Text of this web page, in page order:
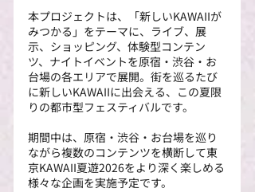
本プロジェクトは、「新しいKAWAIIが
みつかる」をテーマに、ライブ、展
示、ショッピング、体験型コンテン
ツ、ナイトイベントを原宿・渋谷・お
台場の各エリアで展開。街を巡るたび
に新しいKAWAIIに出会える、この夏限
りの都市型フェスティバルです。
期間中は、原宿・渋谷・お台場を巡り
ながら複数のコンテンツを横断して東
京KAWAII夏遊2026をより深く楽しめる
様々な企画を実施予定です。